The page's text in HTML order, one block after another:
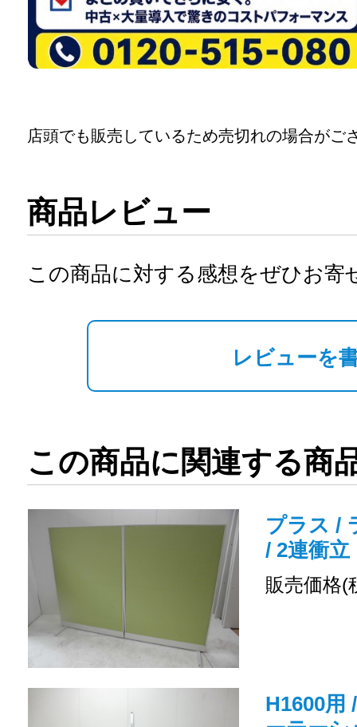
店頭でも販売しているため売切れの場合がご
商品レビュー
この商品に対する感想をぜひお寄
レビューを
この商品に関連する商
プラス /
/ 2連衝立
販売価格(
H1600用